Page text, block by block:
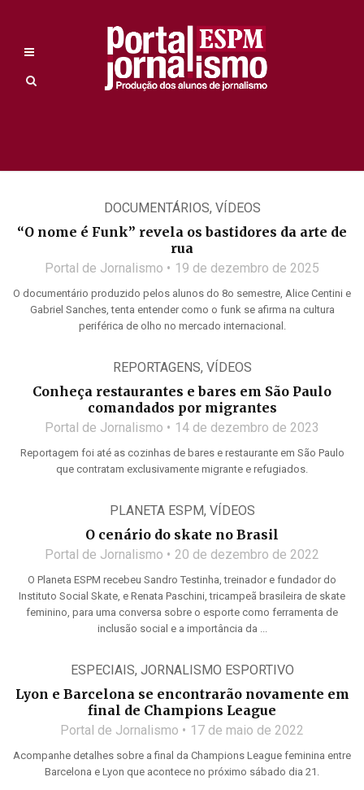
DOCUMENTÁRIOS, VÍDEOS
“O nome é Funk” revela os bastidores da arte de
rua
Portal de Jornalismo 19 de dezembro de 2025
O documentário produzido pelos alunos do 8o semestre, Alice Centini e
Gabriel Sanches, tenta entender como o funk se afirma na cultura
periférica de olho no mercado internacional.
REPORTAGENS, VÍDEOS
Conheça restaurantes e bares em São Paulo
comandados por migrantes
Portal de Jornalismo 14 de dezembro de 2023
Reportagem foi até as cozinhas de bares e restaurante em São Paulo
que contratam exclusivamente migrante e refugiados.
PLANETA ESPM, VÍDEOS
O cenário do skate no Brasil
Portal de Jornalismo 20 de dezembro de 2022
O Planeta ESPM recebeu Sandro Testinha, treinador e fundador do
Instituto Social Skate, e Renata Paschini, tricampeã brasileira de skate
feminino, para uma conversa sobre o esporte como ferramenta de
inclusão social e a importância da ...
ESPECIAIS, JORNALISMO ESPORTIVO
Lyon e Barcelona se encontrarão novamente em
final de Champions League
Portal de Jornalismo 17 de maio de 2022
Acompanhe detalhes sobre a final da Champions League feminina entre
Barcelona e Lyon que acontece no próximo sábado dia 21.